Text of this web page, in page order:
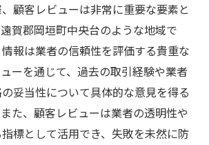
顧客レビューは非常に重要な要素と
賀郡岡垣町中央台のような地域で
報は業者の信頼性を評価する貴重な
ーを通じて、過去の取引経験や業者
妥当性について具体的な意見を得る
た、顧客レビューは業者の透明性や
標として活用でき、失敗を未然に防